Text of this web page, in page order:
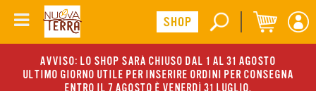
AVVISO: LO SHOP SARÀ CHIUSO DAL 1 AL 31 AGOSTO
ULTIMO GIORNO UTILE PER INSERIRE ORDINI PER CONSEGNA
ENTRO IL 7 AGOSTO È VENERDÌ 31 LUGLIO.